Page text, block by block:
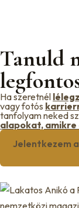
Tanuld
Ha szeretnél
vagy fotós
tanfolyam neked
alapokat, amikre
Jelentkezem